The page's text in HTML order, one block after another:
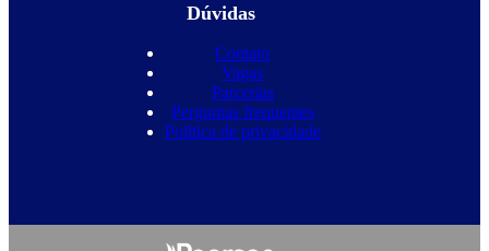
Dúvidas
Contato
Vagas
Parcerias
Perguntas frequentes
Política de privacidade